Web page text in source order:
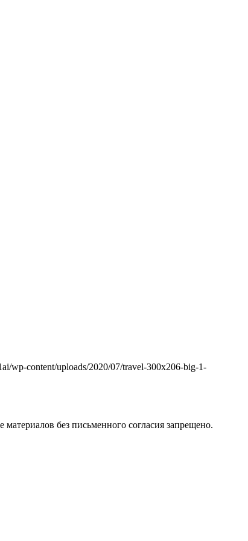
wp-content/uploads/2020/07/travel-300x206-big-1-
без письменного согласия запрещено.